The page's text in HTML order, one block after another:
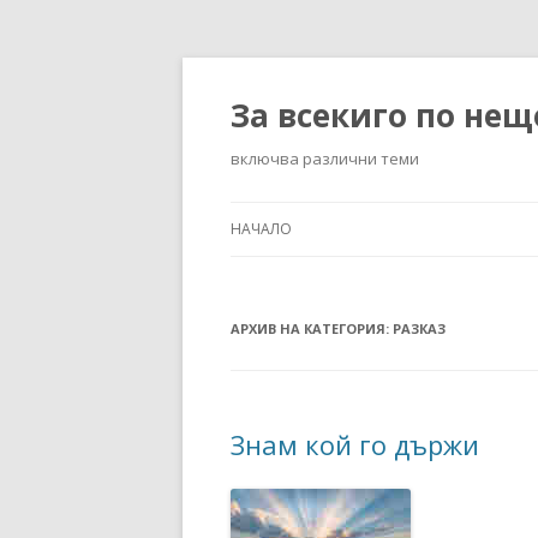
За всекиго по
включва различни теми
НАЧАЛО
АРХИВ НА КАТЕГОРИЯ: РАЗКАЗ
Знам кой го държи